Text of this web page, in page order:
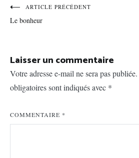
Navigation
de
ARTICLE PRÉCÉDENT
Le bonheur
Laisser un commentaire
Votre adresse e-mail ne sera pas publiée.
obligatoires sont indiqués avec *
COMMENTAIRE *